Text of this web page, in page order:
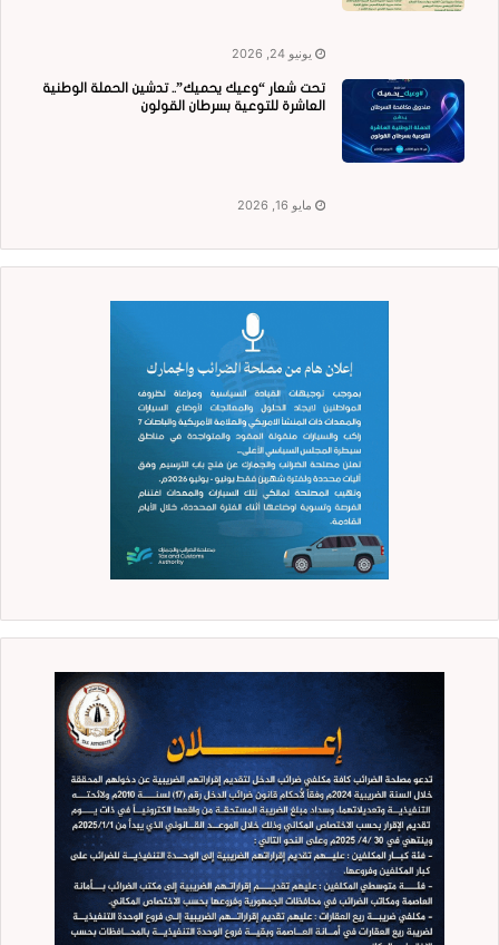
يونيو 24, 2026
تحت شعار “وعيك يحميك”.. تدشين الحملة الوطنية
العاشرة للتوعية بسرطان القولون
مايو 16, 2026